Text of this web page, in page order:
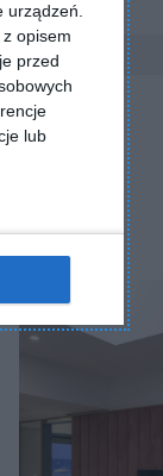
opisem
przed
lub